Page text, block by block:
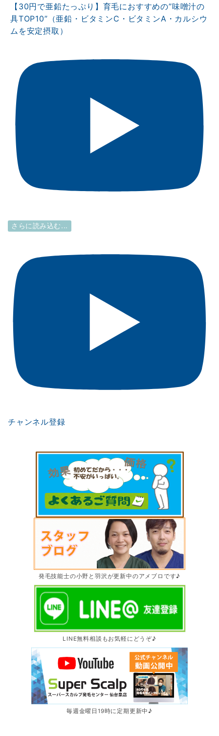
【30円で亜鉛たっぷり】育毛におすすめの”味噌汁の
具TOP10”（亜鉛・ビタミンⅭ・ビタミンA・カルシウ
ムを安定摂取）
さらに読み込む...
チャンネル登録
発毛技能士の小野と羽沢が更新中のアメブロです♪
LINE無料相談もお気軽にどうぞ♪
毎週金曜日19時に定期更新中♪